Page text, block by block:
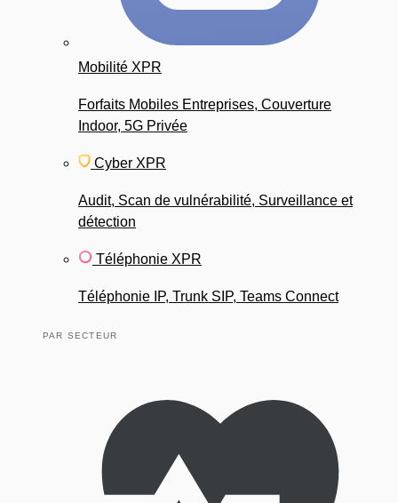
Mobilité XPR
Forfaits Mobiles Entreprises, Couverture
Indoor, 5G Privée
Cyber XPR
Audit, Scan de vulnérabilité, Surveillance et
détection
Téléphonie XPR
Téléphonie IP, Trunk SIP, Teams Connect
PAR SECTEUR